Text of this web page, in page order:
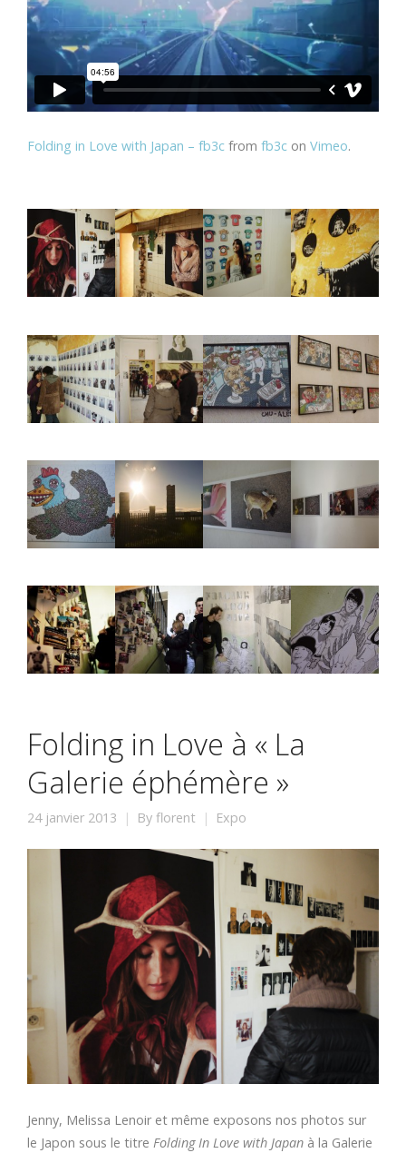
Folding in Love with Japan – fb3c from fb3c on Vimeo.
Folding in Love à « La
Galerie éphémère »
24 janvier 2013 By florent Expo
Jenny, Melissa Lenoir et même exposons nos photos sur
le Japon sous le titre Folding In Love with Japan à la Galerie